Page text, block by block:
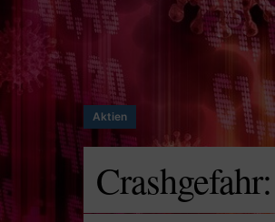
Aktien